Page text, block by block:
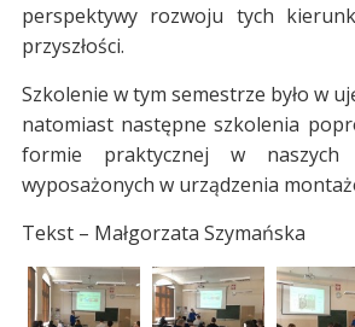
perspektywy rozwoju tych
przyszłości.
Szkolenie w tym semestrze było w
natomiast następne szkolenia
formie praktycznej w naszych
wyposażonych w urządzenia
Tekst – Małgorzata Szymańska